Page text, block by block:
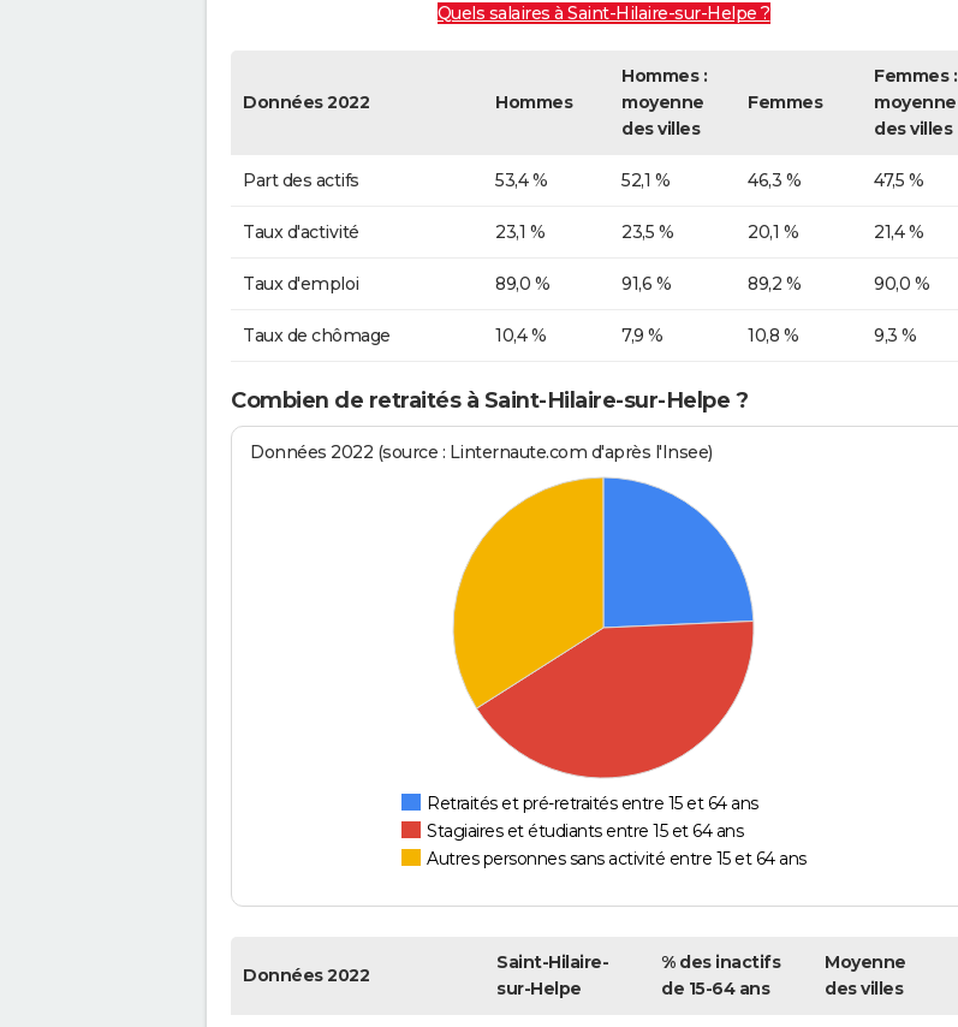
Quels salaires à Saint-Hilaire-sur-Helpe ?
Données 2022 Hommes
Hommes :
moyenne
des villes
Femmes
Femmes :
moyenne
des villes
Part des actifs 53,4 % 52,1 % 46,3 % 47,5 %
Taux d'activité 23,1 % 23,5 % 20,1 % 21,4 %
Taux d'emploi 89,0 % 91,6 % 89,2 % 90,0 %
Taux de chômage 10,4 % 7,9 % 10,8 % 9,3 %
Combien de retraités à Saint-Hilaire-sur-Helpe ?
Données 2022 (source : Linternaute.com d'après l'Insee)
Retraités et pré-retraités entre 15 et 64 ans
Stagiaires et étudiants entre 15 et 64 ans
Autres personnes sans activité entre 15 et 64 ans
Données 2022
Saint-Hilaire-
sur-Helpe
% des inactifs
de 15-64 ans
Moyenne
des villes